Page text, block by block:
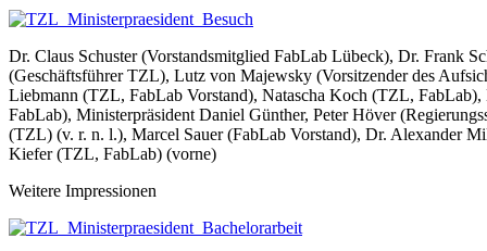
Dr. Claus Schuster (Vorstandsmitglied FabLab Lübeck), Dr. Frank
(Geschäftsführer TZL), Lutz von Majewsky (Vorsitzender des
Liebmann (TZL, FabLab Vorstand), Natascha Koch (TZL,
FabLab), Ministerpräsident Daniel Günther, Peter Höver
(TZL) (v. r. n. l.), Marcel Sauer (FabLab Vorstand), Dr. Alexander
Kiefer (TZL, FabLab) (vorne)
Weitere Impressionen